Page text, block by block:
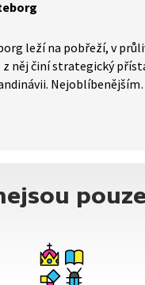
leží na pobřeží, v
něj činí strategický
Nejoblíbenějším
Při návštěvě města ale
dopravy.